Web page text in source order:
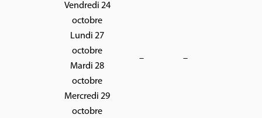
Vendredi 24
octobre
Lundi 27
octobre
Mardi 28
octobre
Mercredi 29
octobre
– –